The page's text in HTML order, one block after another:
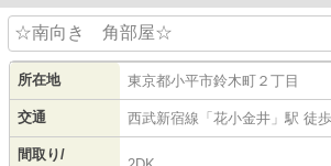
☆南向き 角部屋☆
所在地 東京都小平市鈴木町 ２丁目
交通 西武新宿線 「 花小金井 」駅 徒
間取り/